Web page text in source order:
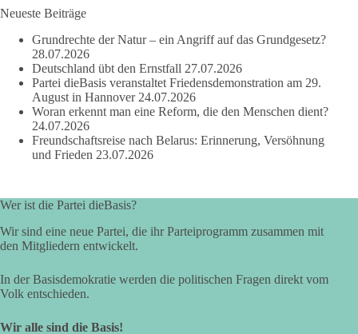
Antworten:
❓ Wie wurden politische Entscheidungen getroffen?
❓ Welche Maßnahmen waren notwendig und welche nicht?
❓Und wer übernimmt die Verantwortung für die massiven
Folgen für Kinder, Familien, Unternehmen und das Vertrauen
in unseren Rechtsstaat?
Fragen zu vermeiden. Sie lebt davon, Fragen offen zu stellen
und transparent zu beantworten.
dieBasis fordert deshalb weiterhin eine unabhängige,
vollständige und transparente Aufarbeitung der Corona-Politik.
Neueste Beiträge
Grundrechte der Natur – ein Angriff auf das Grundgesetz?
28.07.2026
Deutschland übt den Ernstfall 27.07.2026
Partei dieBasis veranstaltet Friedensdemonstration am 29.
August in Hannover 24.07.2026
Woran erkennt man eine Reform, die den Menschen dient?
24.07.2026
Freundschaftsreise nach Belarus: Erinnerung, Versöhnung
und Frieden 23.07.2026
Wer ist die Partei dieBasis?
Wir sind eine neue Partei, die ihr Parteiprogramm zusammen mit
den Mitgliedern entwickelt.
In der Basisdemokratie werden die politischen Fragen direkt vom
Volk entschieden.
Wir alle sind die Basis!